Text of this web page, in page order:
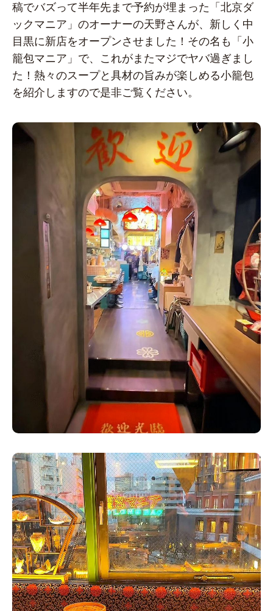
稿でバズって半年先まで予約が埋まった「北京ダ
ックマニア」のオーナーの天野さんが、新しく中
目黒に新店をオープンさせました！その名も「小
籠包マニア」で、これがまたマジでヤバ過ぎまし
た！熱々のスープと具材の旨みが楽しめる小籠包
を紹介しますので是非ご覧ください。